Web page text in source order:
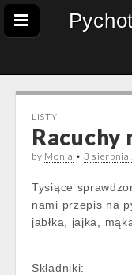
LISTY
Racuchy
by Monia • 3 sierpnia
Tysiące
nami przepis na
jabłka, jajka,
Składniki: